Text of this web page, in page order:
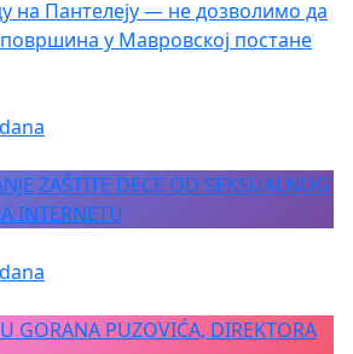
на Пантелеју — не дозволимо да
у Мавровској постане
ZAŠTITE DECE OD SEKSUALNOG
INTERNETU
GORANA PUZOVIĆA, DIREKTORA